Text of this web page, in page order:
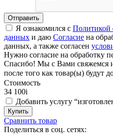
Отправить
Я ознакомился с Политикой
данных и даю Согласие на
данных, а также согласен
Нужно согласие на обработку
Спасибо! Мы с Вами свяжемся
после того как товар(ы) будут
Стоимость
34 100i
Добавить услугу
Купить
Сравнить товар
Поделиться в соц. сетях: